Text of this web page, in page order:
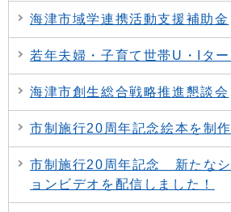
海津市域学連携活動支援補助金
若年夫婦・子育て世帯U・Iタ
海津市創生総合戦略推進懇談会
市制施行20周年記念絵本を制作
市制施行20周年記念 新たな
ョンビデオを配信しました！